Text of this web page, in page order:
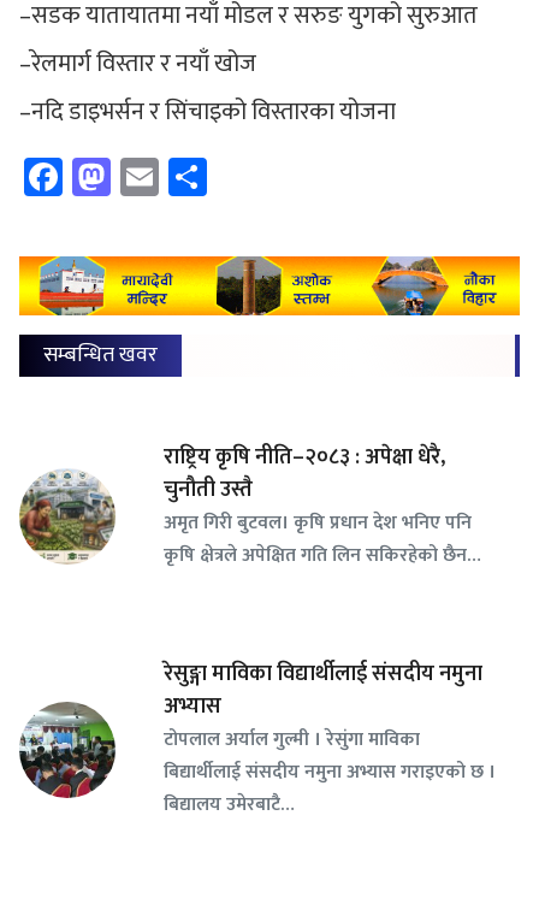
–सडक यातायातमा नयाँ मोडल र सरुङ युगको सुरुआत
–रेलमार्ग विस्तार र नयाँ खोज
–नदि डाइभर्सन र सिंचाइको विस्तारका योजना
Facebook
Mastodon
Email
सम्बन्धित खवर
राष्ट्रिय कृषि नीति–२०८३ : अपेक्षा धेरै,
चुनौती उस्तै
अमृत गिरी बुटवल। कृषि प्रधान देश भनिए पनि
कृषि क्षेत्रले अपेक्षित गति लिन सकिरहेको छैन…
रेसुङ्गा माविका विद्यार्थीलाई संसदीय नमुना
अभ्यास
टोपलाल अर्याल गुल्मी । रेसुंगा माविका
बिद्यार्थीलाई संसदीय नमुना अभ्यास गराइएको छ ।
बिद्यालय उमेरबाटै…